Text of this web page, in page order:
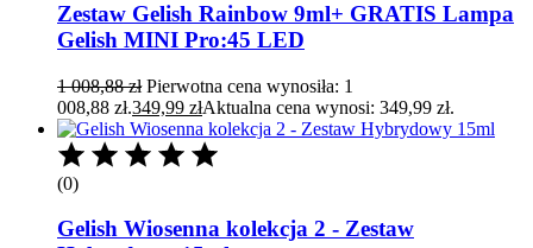
Zestaw Gelish Rainbow 9ml+ GRATIS Lampa
Gelish MINI Pro:45 LED
1 008,88zł Pierwotna cena wynosiła: 1
008,88 zł.349,99 złAktualna cena wynosi: 349,99 zł.
(0)
Gelish Wiosenna kolekcja 2 - Zestaw